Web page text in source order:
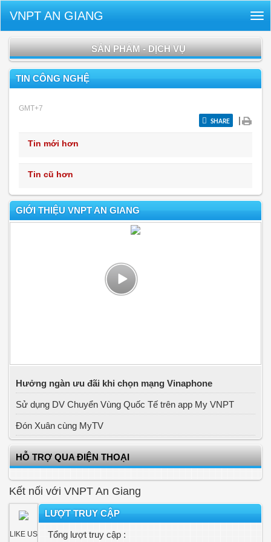
VNPT AN GIANG
SẢN PHẨM - DỊCH VỤ
TIN CÔNG NGHỆ
GMT+7
SHARE |
Tin mới hơn
Tin cũ hơn
GIỚI THIỆU VNPT AN GIANG
Hưởng ngàn ưu đãi khi chọn mạng Vinaphone
Sử dụng DV Chuyển Vùng Quốc Tế trên app My VNPT
Đón Xuân cùng MyTV
HỖ TRỢ QUA ĐIỆN THOẠI
Kết nối với VNPT An Giang
LIKE US
LƯỢT TRUY CẬP
Tổng lượt truy cập :